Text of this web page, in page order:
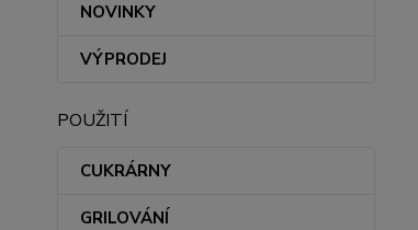
NOVINKY
VÝPRODEJ
POUŽITÍ
CUKRÁRNY
GRILOVÁNÍ